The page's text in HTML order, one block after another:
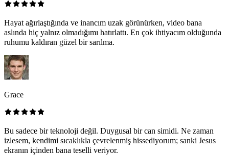
Hayat ağırlaştığında ve inancım uzak görünürken, video bana
aslında hiç yalnız olmadığımı hatırlattı. En çok ihtiyacım olduğunda
ruhumu kaldıran güzel bir sarılma.
Grace
Bu sadece bir teknoloji değil. Duygusal bir can simidi. Ne zaman
izlesem, kendimi sıcaklıkla çevrelenmiş hissediyorum; sanki Jesus
ekranın içinden bana teselli veriyor.